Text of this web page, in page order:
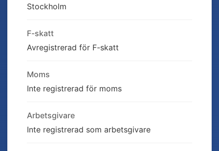
Stockholm
F-skatt
Avregistrerad för F-skatt
Moms
Inte registrerad för moms
Arbetsgivare
Inte registrerad som arbetsgivare